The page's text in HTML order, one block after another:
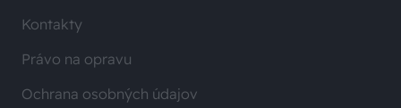
Kontakty
Právo na opravu
Ochrana osobných údajov